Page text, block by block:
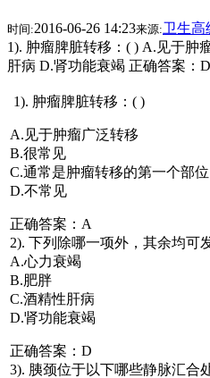
时间:2016-06-26 14:23来源:卫生高
1). 肿瘤脾脏转移：( ) A.见于肿
肝病 D.肾功能衰竭 正确答案：
1). 肿瘤脾脏转移：( )
A.见于肿瘤广泛转移
B.很常见
C.通常是肿瘤转移的第一个部位
D.不常见
正确答案：A
2). 下列除哪一项外，其余均可
A.心力衰竭
B.肥胖
C.酒精性肝病
D.肾功能衰竭
正确答案：D
3). 胰颈位于以下哪些静脉汇合